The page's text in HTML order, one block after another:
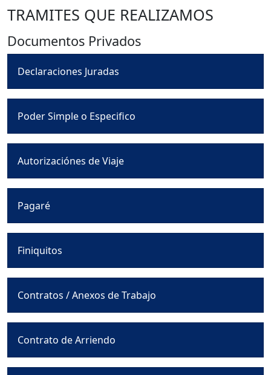
TRAMITES QUE REALIZAMOS
Documentos Privados
Declaraciones Juradas
Poder Simple o Especifico
Autorizaciónes de Viaje
Pagaré
Finiquitos
Contratos / Anexos de Trabajo
Contrato de Arriendo